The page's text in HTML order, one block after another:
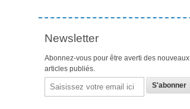
Newsletter
Abonnez-vous pour être averti des nouveaux
articles publiés.
Email